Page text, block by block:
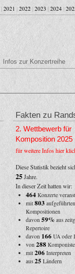
| 2021 | 2022 | 2023 | 2024 |
Infos zur Konzertreihe
Fakten zu
2. Wettbewerb für
Komposition 2025
für weitere Infos hier
Diese Statistik bezieht
25Jahre.
In dieser Zeit hatten wir:
464Konzerte
mit803 aufgeführten
Kompositionen
davon 59%aus
Repertoire
davon 166UA oder
von 288
mit 206Interpreten
aus 25 Ländern